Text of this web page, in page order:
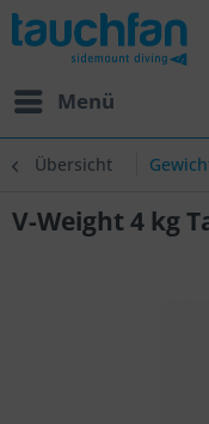
Menü
Übersicht
V-Weight 4 kg